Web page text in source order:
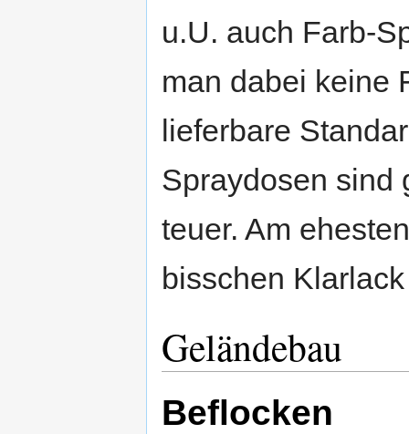
u.U. auch Farb-
man dabei keine
lieferbare
Spraydosen sind
teuer. Am
bisschen
Geländebau
Beflocken